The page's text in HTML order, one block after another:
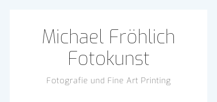
Michael Fröhlich
Fotokunst
Fotografie und Fine Art Printing